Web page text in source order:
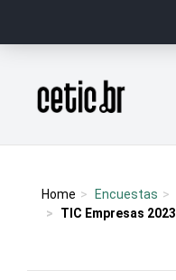
Página inicial
Home Encuestas
TIC Empresas 2023